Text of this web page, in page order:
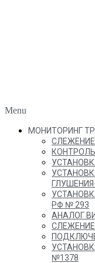
Menu
МОНИТОРИНГ
ГЛУШЕНИЯ
РФ № 293
АНАЛОГ
№1378